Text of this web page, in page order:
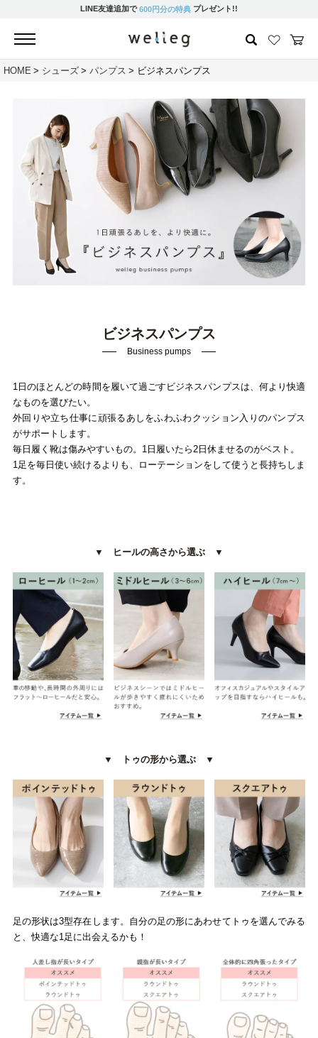
LINE友達追加で600円分の特典 プレゼント!!
マイページメニュー
クーポン
アイテムカテゴリから選ぶ
パンプス
バレエシューズ ローファー レディース
スニーカー・スリッポン
サンダル
シューズケア ウェア
セール会場
tutumo -つつも- flune -フリューン-
kalie. -カリエ- converse -コンバース-
HOME シューズ パンプス ビジネスパンプス
ビジネスパンプス
Business pumps
1日のほとんどの時間を履いて過ごすビジネスパンプスは、何より快適
なものを選びたい。
外回りや立ち仕事に頑張るあしをふわふわクッション入りのパンプス
がサポートします。
毎日履く靴は傷みやすいもの。1日履いたら2日休ませるのがベスト。
1足を毎日使い続けるよりも、ローテーションをして使うと長持ちしま
す。
▼ ヒールの高さから選ぶ ▼
▼ トゥの形から選ぶ ▼
足の形状は3型存在します。自分の足の形にあわせてトゥを選んでみる
と、快適な1足に出会えるかも！